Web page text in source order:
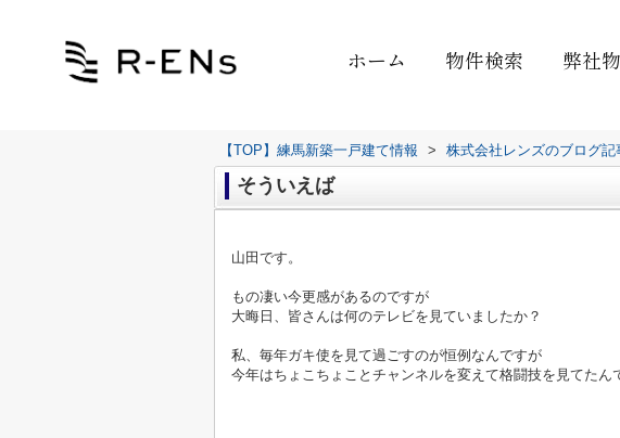
ホーム 物件検索 弊社
【TOP】練馬新築一戸建て情報 > 株式会社レンズのブログ記
そういえば
山田です。
もの凄い今更感があるのですが
大晦日、皆さんは何のテレビを見ていましたか？
私、毎年ガキ使を見て過ごすのが恒例なんですが
今年はちょこちょことチャンネルを変えて格闘技を見てたん